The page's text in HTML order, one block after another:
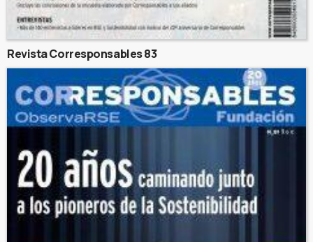
Revista Corresponsables 83